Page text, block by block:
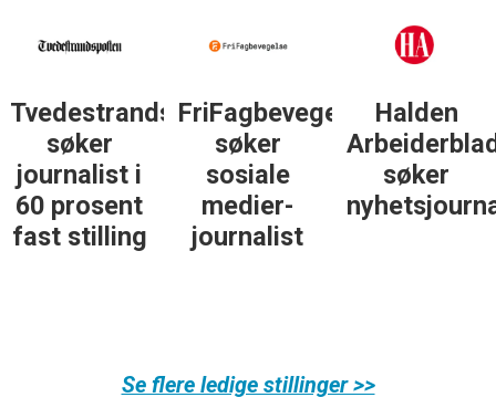
Tvedestrandsposten
søker
journalist i
60 prosent
fast stilling
FriFagbevegelse
søker
sosiale
medier-
journalist
Halden
søker
Se flere ledige stillinger >>